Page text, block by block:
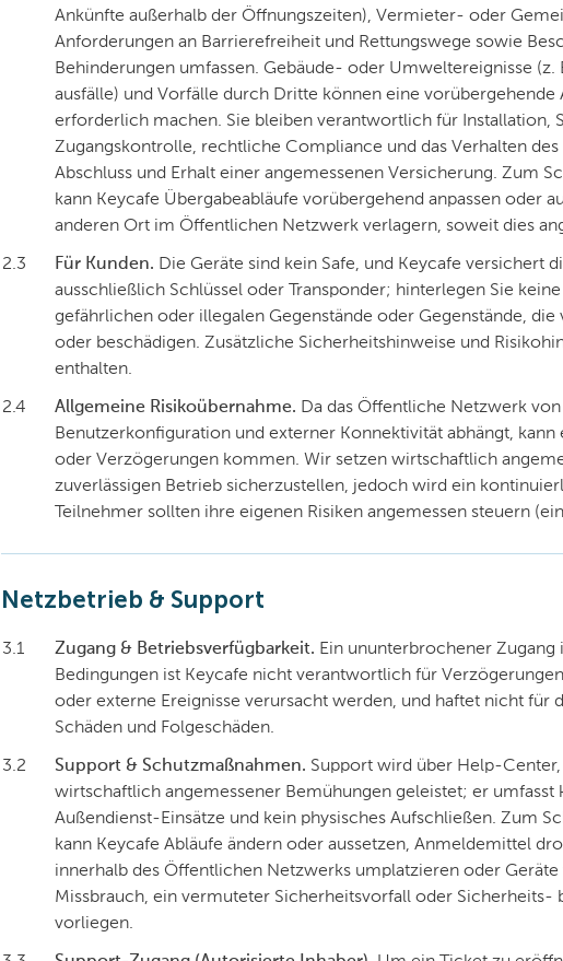
Ankünfte außerhalb der Öffnungszeiten), Vermieter- oder
Anforderungen an Barrierefreiheit und Rettungswege sowie
Behinderungen umfassen. Gebäude- oder Umweltereignisse
ausfälle) und Vorfälle durch Dritte können eine vorübergehende
erforderlich machen. Sie bleiben verantwortlich für Installation,
Zugangskontrolle, rechtliche Compliance und das Verhalten
Abschluss und Erhalt einer angemessenen Versicherung. Zum
kann Keycafe Übergabeabläufe vorübergehend anpassen oder
anderen Ort im Öffentlichen Netzwerk verlagern, soweit dies
2.3 Für Kunden. Die Geräte sind kein Safe, und Keycafe versichert
ausschließlich Schlüssel oder Transponder; hinterlegen Sie
gefährlichen oder illegalen Gegenstände oder Gegenstände,
oder beschädigen. Zusätzliche Sicherheitshinweise und
enthalten.
2.4 Allgemeine Risikoübernahme. Da das Öffentliche Netzwerk
Benutzerkonfiguration und externer Konnektivität abhängt,
oder Verzögerungen kommen. Wir setzen wirtschaftlich
zuverlässigen Betrieb sicherzustellen, jedoch wird ein
Teilnehmer sollten ihre eigenen Risiken angemessen steuern
Netzbetrieb & Support
3.1 Zugang & Betriebsverfügbarkeit. Ein ununterbrochener
Bedingungen ist Keycafe nicht verantwortlich für
oder externe Ereignisse verursacht werden, und haftet nicht für
Schäden und Folgeschäden.
3.2 Support & Schutzmaßnahmen. Support wird über Help-
wirtschaftlich angemessener Bemühungen geleistet; er umfasst
Außendienst-Einsätze und kein physisches Aufschließen. Zum
kann Keycafe Abläufe ändern oder aussetzen, Anmeldemittel
innerhalb des Öffentlichen Netzwerks umplatzieren oder
Missbrauch, ein vermuteter Sicherheitsvorfall oder Sicherheits-
vorliegen.